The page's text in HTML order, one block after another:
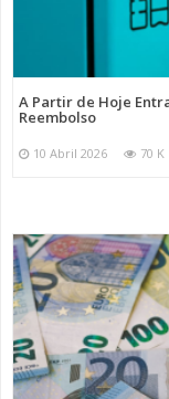
A Partir de Hoje
Reembolso
10 Abril 2026 70 K